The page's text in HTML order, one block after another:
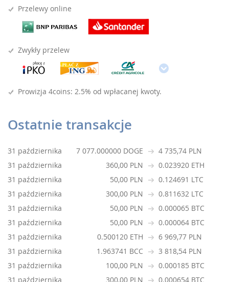
Przelewy online
Zwykły przelew
Prowizja 4coins: 2.5% od wpłacanej kwoty.
Ostatnie transakcje
31 października 7 077.000000 DOGE
4 735,74 PLN
31 października
360,00 PLN
0.023920 ETH
31 października
50,00 PLN
0.124691 LTC
31 października
300,00 PLN
0.811632 LTC
31 października
50,00 PLN
0.000065 BTC
31 października
50,00 PLN
0.000064 BTC
31 października
0.500120 ETH
6 969,77 PLN
31 października
1.963741 BCC
3 818,54 PLN
31 października
100,00 PLN
0.000185 BTC
31 października
300,00 PLN 0.000654 BTC